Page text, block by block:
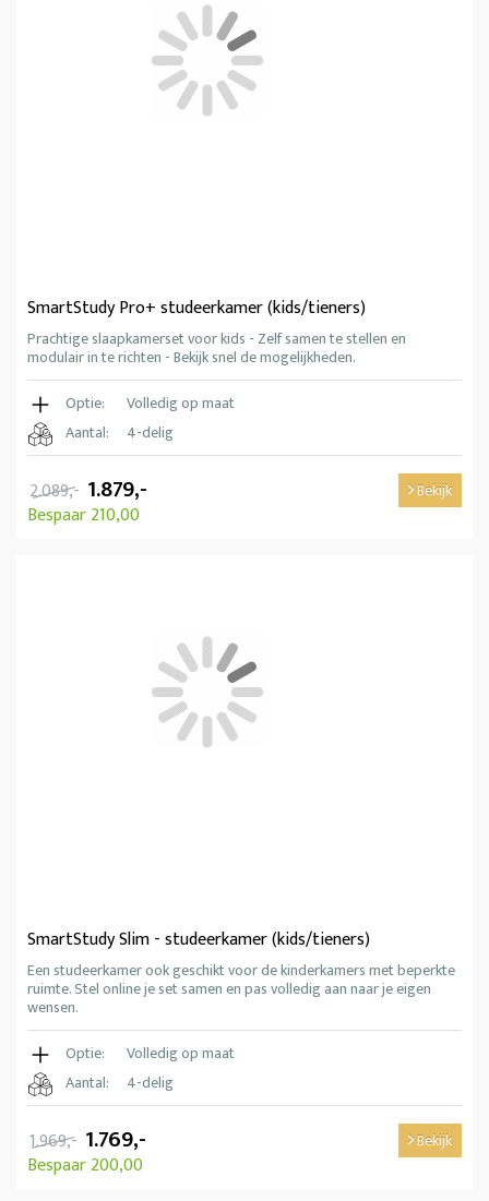
SmartStudy Pro+ studeerkamer (kids/tieners)
Prachtige slaapkamerset voor kids - Zelf samen te stellen en
modulair in te richten - Bekijk snel de mogelijkheden.
Optie:
Volledig op maat
Aantal:
4-delig
2.089,- 1.879,-
Bespaar 210,00
Bekijk
SmartStudy Slim - studeerkamer (kids/tieners)
Een studeerkamer ook geschikt voor de kinderkamers met beperkte
ruimte. Stel online je set samen en pas volledig aan naar je eigen
wensen.
Optie:
Volledig op maat
Aantal:
4-delig
1.969,- 1.769,-
Bespaar 200,00
Bekijk